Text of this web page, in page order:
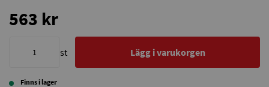
563 kr
st Lägg i varukorgen
Finns i lager